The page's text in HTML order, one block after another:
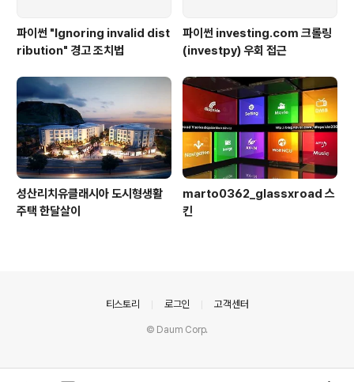
파이썬 "Ignoring invalid dist
ribution" 경고 조치법
파이썬 investing.com 크롤링
(investpy) 우회 접근
성산리치유클래시아 도시형생활
주택 한달살이
marto0362_glassxroad 스
킨
티스토리 로그인 고객센터
© Daum Corp.